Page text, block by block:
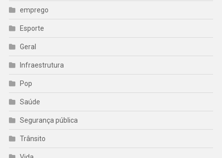
emprego
Esporte
Geral
Infraestrutura
Pop
Saúde
Segurança pública
Trânsito